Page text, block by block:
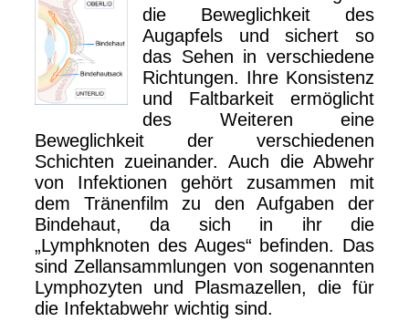
die Beweglichkeit des
Augapfels und sichert so
das Sehen in verschiedene
Richtungen. Ihre Konsistenz
und Faltbarkeit ermöglicht
des Weiteren eine
Beweglichkeit der verschiedenen
Schichten zueinander. Auch die Abwehr
von Infektionen gehört zusammen mit
dem Tränenfilm zu den Aufgaben der
Bindehaut, da sich in ihr die
„Lymphknoten des Auges“ befinden. Das
sind Zellansammlungen von sogenannten
Lymphozyten und Plasmazellen, die für
die Infektabwehr wichtig sind.